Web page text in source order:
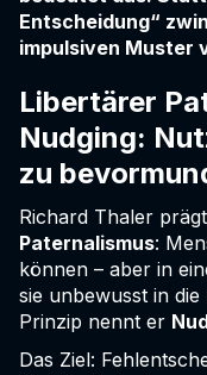
Entscheidung“
impulsiven Muster
Libertärer
Nudging:
zu
Richard Thaler
Paternalismus:
können – aber in
sie unbewusst in die
Prinzip nennt er
Das Ziel: